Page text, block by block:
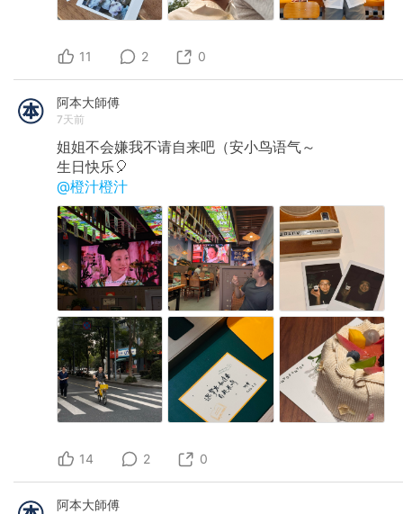
11 2 0
阿本大師傅
7天前
姐姐不会嫌我不请自来吧（安小鸟语气～
生日快乐🎈
@橙汁橙汁
14 2 0
阿本大師傅